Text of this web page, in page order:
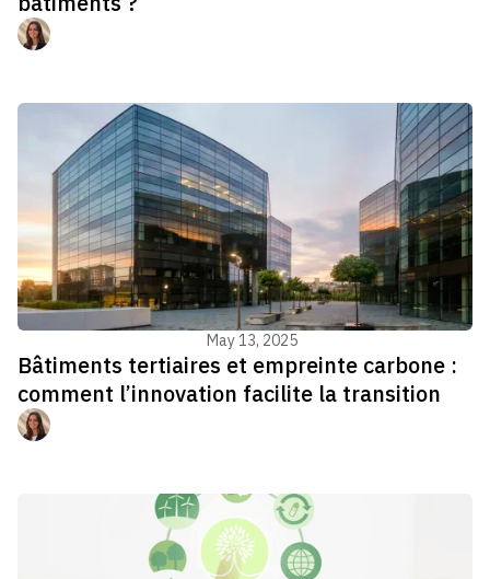
May 13, 2025
Bâtiments tertiaires et empreinte carbone :
comment l’innovation facilite la transition